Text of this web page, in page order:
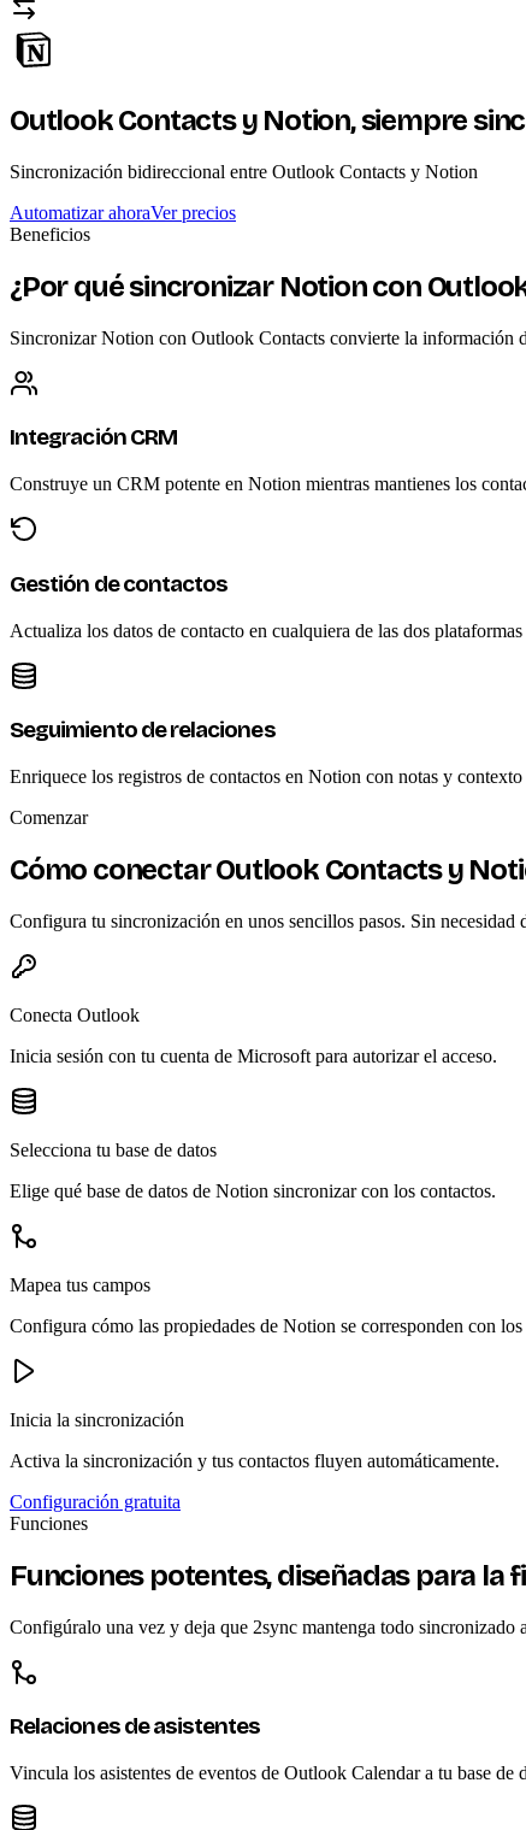
Outlook Contacts y Notion,siempre
Sincronización bidireccional entre Outlook Contacts y Notion
Automatizar ahoraVer precios
Beneficios
¿Por qué sincronizar Notion con
Sincronizar Notion con Outlook Contacts convierte la información
Integración CRM
Construye un CRM potente en Notion mientras mantienes los
Gestión de contactos
Actualiza los datos de contacto en cualquiera de las dos
Seguimiento de relaciones
Enriquece los registros de contactos en Notion con notas y
Comenzar
Cómo conectar Outlook Contacts y
Configura tu sincronización en unos sencillos pasos. Sin necesidad
Conecta Outlook
Inicia sesión con tu cuenta de Microsoft para autorizar el acceso.
Selecciona tu base de datos
Elige qué base de datos de Notion sincronizar con los contactos.
Mapea tus campos
Configura cómo las propiedades de Notion se corresponden con
Inicia la sincronización
Activa la sincronización y tus contactos fluyen automáticamente.
Configuración gratuita
Funciones
Funciones potentes, diseñadas para la
Configúralo una vez y deja que 2sync mantenga todo sincronizado
Relaciones de asistentes
Vincula los asistentes de eventos de Outlook Calendar a tu base